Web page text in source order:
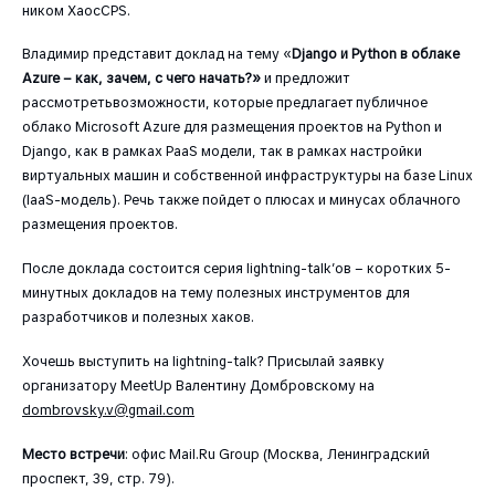
ником XaocCPS.
Владимир представит доклад на тему «Django и Python в облаке
Azure – как, зачем, с чего начать?» и предложит
рассмотретьвозможности, которые предлагает публичное
облако Microsoft Azure для размещения проектов на Python и
Django, как в рамках PaaS модели, так в рамках настройки
виртуальных машин и собственной инфраструктуры на базе Linux
(IaaS-модель). Речь также пойдет о плюсах и минусах облачного
размещения проектов.
После доклада состоится серия lightning-talk’ов – коротких 5-
минутных докладов на тему полезных инструментов для
разработчиков и полезных хаков.
Хочешь выступить на lightning-talk? Присылай заявку
организатору MeetUp Валентину Домбровскому на
dombrovsky.v@gmail.com
Место встречи: офис Mail.Ru Group (Москва, Ленинградский
проспект, 39, стр. 79).